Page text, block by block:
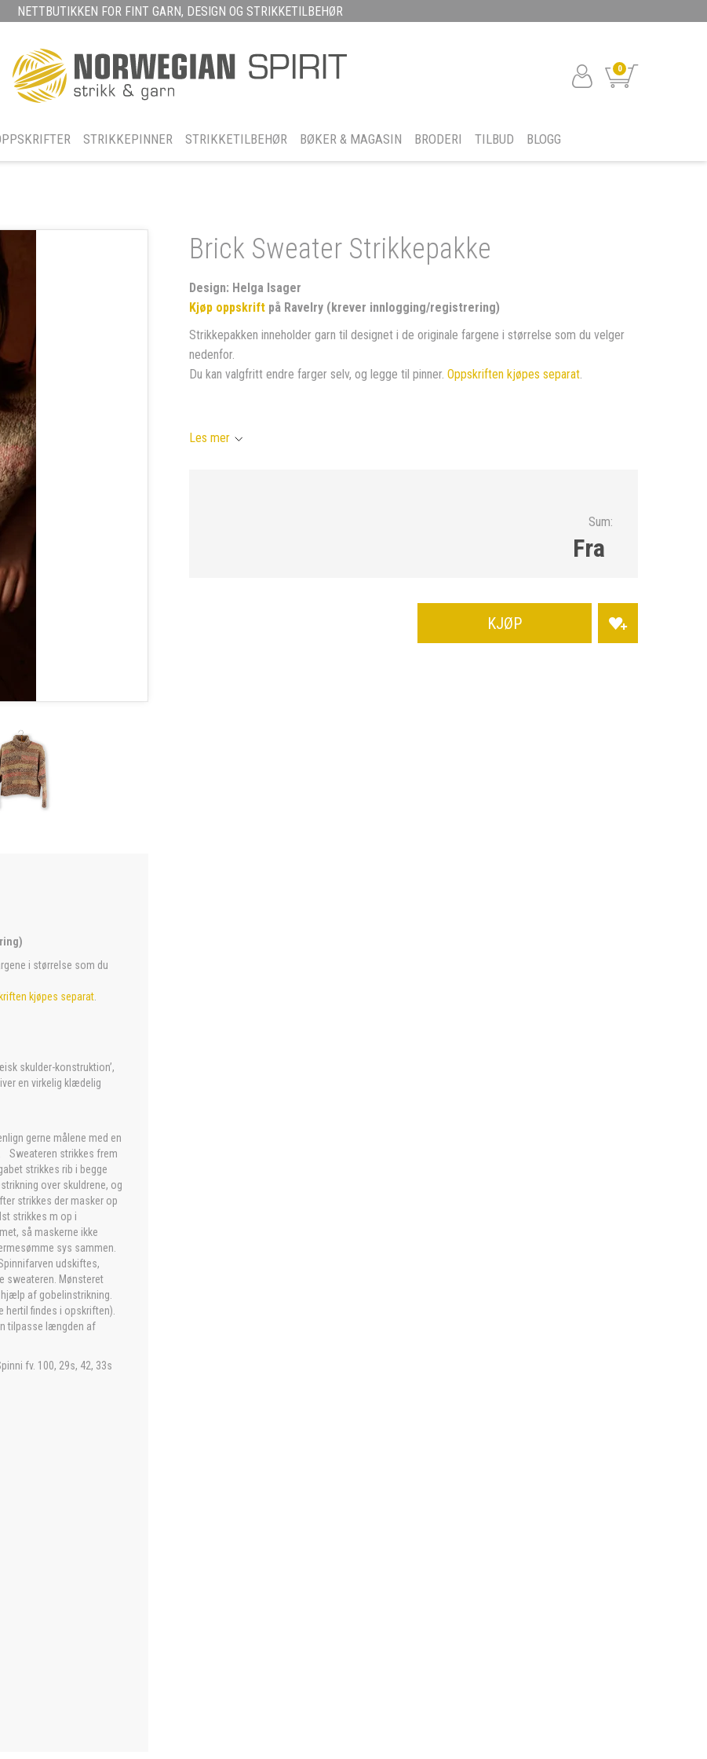
NETTBUTIKKEN FOR FINT GARN, DESIGN OG STRIKKETILBEHØR
0
STRIKKEPINNER STRIKKETILBEHØR BØKER & MAGASIN BRODERI TILBUD BLOGG
i størrelse som du
kjøpes separat
skulder-konstruktion’,
en virkelig klædelig
gerne målene med en
Sweateren strikkes frem
strikkes rib i begge
over skuldrene, og
strikkes der masker op
strikkes m op i
så maskerne ikke
sys sammen.
udskiftes,
sweateren. Mønsteret
hjælp af gobelinstrikning.
hertil findes i opskriften).
tilpasse længden af
fv. 100, 29s, 42, 33s
Brick Sweater Strikkepakke
Design: Helga Isager
Kjøp oppskrift på Ravelry (krever innlogging/registrering)
Strikkepakken inneholder garn til designet i de originale fargene i størrelse som du velger
nedenfor.
Du kan valgfritt endre farger selv, og legge til pinner. Oppskriften kjøpes separat.
Les mer
Sum:
Fra
KJØP